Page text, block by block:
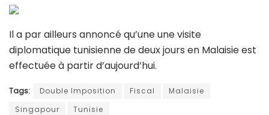
Il a par ailleurs annoncé qu’une une visite
diplomatique tunisienne de deux jours en Malaisie est
effectuée à partir d’aujourd’hui.
Tags: Double Imposition Fiscal
Malaisie
Singapour
Tunisie